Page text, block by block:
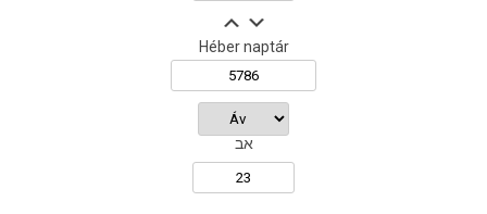
Héber naptár
אב